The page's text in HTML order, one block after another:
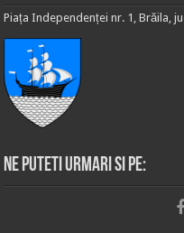
Piața Independenței nr. 1, Brăila,
Ne puteti urmari si pe: